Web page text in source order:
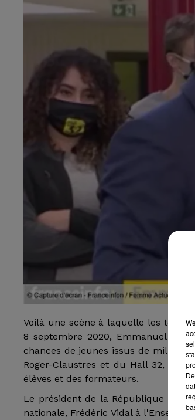
Voilà une scène à laquelle les
8 septembre 2020, Emmanuel
chances de jeunes issus de milieux
Roger-Claustres et du Hall 32, un
élèves et des formateurs.
Le président de la République était
nationale, Frédéric Vidal à